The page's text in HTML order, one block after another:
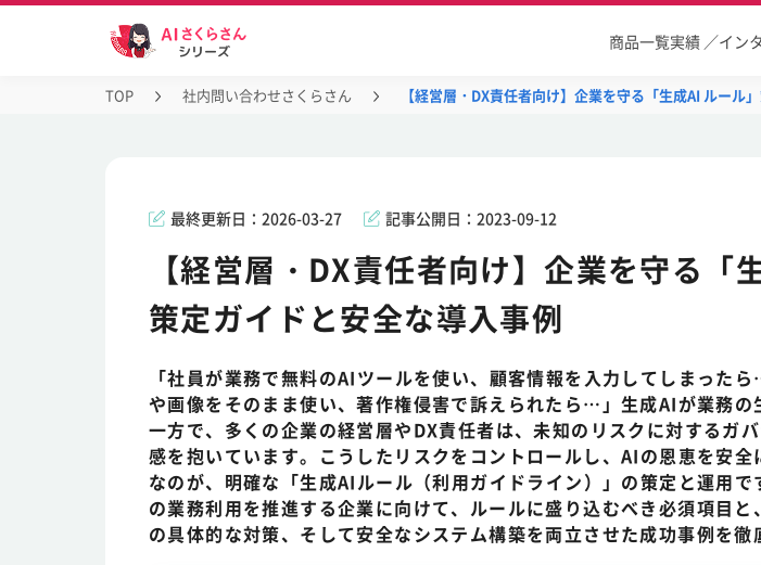
商品一覧実績 ／イン
TOP 社内問い合わせさくらさん 【経営層・DX責任者向け】企業を守る「生成AI ルール
最終更新日： 2026-03-27 記事公開日： 2023-09-12
【経営層・DX責任者向け】企業を守る「
策定ガイドと安全な導入事例
「社員が業務で無料のAIツールを使い、顧客情報を入力してしまった
や画像をそのまま使い、著作権侵害で訴えられたら…」生成AIが業務の
一方で、多くの企業の経営層やDX責任者は、未知のリスクに対するガ
感を抱いています。こうしたリスクをコントロールし、AIの恩恵を安全
なのが、明確な「生成AIルール（利用ガイドライン）」の策定と運用
の業務利用を推進する企業に向けて、ルールに盛り込むべき必須項目
の具体的な対策、そして安全なシステム構築を両立させた成功事例を徹